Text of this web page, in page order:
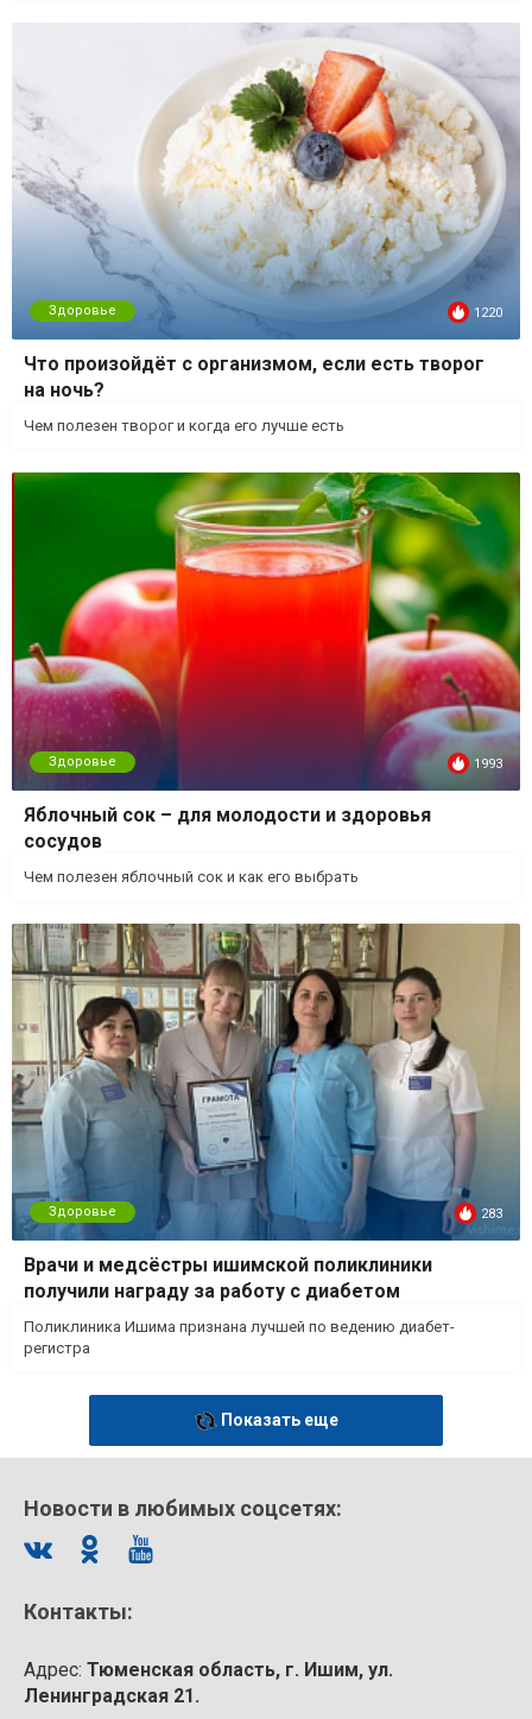
Здоровье 1220
Что произойдёт с организмом, если есть творог
на ночь?
Чем полезен творог и когда его лучше есть
Здоровье 1993
Яблочный сок – для молодости и здоровья
сосудов
Чем полезен яблочный сок и как его выбрать
Здоровье 283
Врачи и медсёстры ишимской поликлиники
получили награду за работу с диабетом
Поликлиника Ишима признана лучшей по ведению диабет-
регистра
Показать еще
Новости в любимых соцсетях:
Контакты:
Адрес: Тюменская область, г. Ишим, ул.
Ленинградская 21.